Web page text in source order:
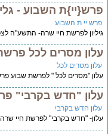
השבוע -
יי ת השבוע
לפרשת חיי שרה- התשע"ה
מסרים לכל פרשת
מסרים לכל
"מסרים לכל " לפרשת שבוע
"חדש בקרבי"
חדש בקרבי
"חדש בקרבי" לפרשת חיי שרה